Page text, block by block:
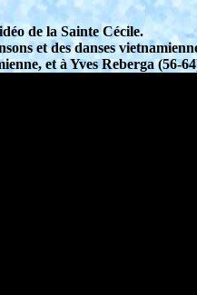
de la Sainte Cécile.
et des danses
et à Yves Reberga (56-